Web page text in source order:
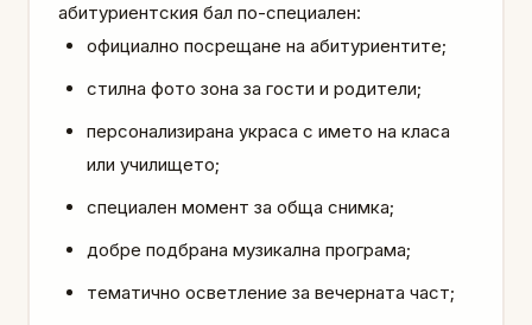
абитуриентския бал по-специален:
официално посрещане на абитуриентите;
стилна фото зона за гости и родители;
персонализирана украса с името на класа
или училището;
специален момент за обща снимка;
добре подбрана музикална програма;
тематично осветление за вечерната част;